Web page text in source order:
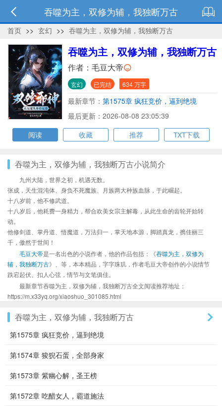
吞噬为主，双修为辅，我独断万古
首页 >> 玄幻 >> 吞噬为主，双修为辅，我独断万古
吞噬为主，双修为辅，我独断万古
作者： 毛豆大帝
玄幻 已完结 634 万字
最新章节： 第1575章 疯狂竞价，逼到绝境
最后更新：2026-08-08 23:05:39
阅读
收藏 推荐 TXT下载
吞噬为主，双修为辅，我独断万古小说简介
九州大陆，世界之初，机遇无数。
张成，天生混沌体、身负不死魔族、月族两大种族血脉，于此崛起。
十八岁前，他不修武道。
十八岁后，他耗费一身精力，帮合欢美女宗主解毒，从此生命的齿轮开始转
动。
他修剑道、掌丹道、悟魔道，万法归一，掌天地本源，脚踏真龙，携佳丽三
千，傲然于世间！
毛豆大帝是一名出色的小说作者，他的作品包括：《吞噬为主，双修为
辅，我独断万古》、等，本本精品，字字珠玑，作者毛豆大帝创作的小说情节
跌宕起伏、扣人心弦，情节与文笔俱佳。
最新章节吞噬为主，双修为辅，我独断万古全文阅读推荐地址：
https://m.x33yq.org/xiaoshuo_301085.html
吞噬为主，双修为辅，我独断万古
第1575章 疯狂竞价，逼到绝境
第1574章 狻猊石蛋，全部身家
第1573章 紫幽心解，圣王榜
第1572章 吃醋女人，霸道施法